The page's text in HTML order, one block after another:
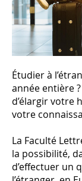
Étudier à
année entière
d’élargir votre
votre
La Faculté
la possibilité,
d’effectuer un